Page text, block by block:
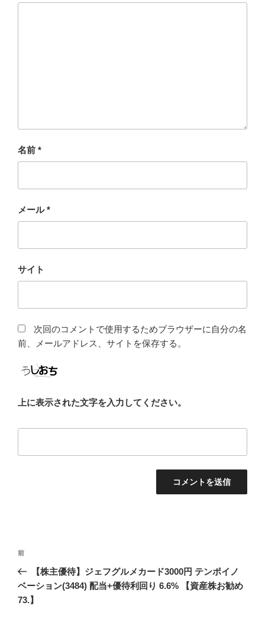
名前 *
メール*
サイト
次回のコメントで使用するためブラウザーに自分の名
前、メールアドレス、サイトを保存する。
上に表示された文字を入力してください。
投
ナ
ビ
前
の
投
稿
前
【株主優待】ジェフグルメカード3000円 テンポイノ
ベーション(3484) 配当+優待利回り 6.6% 【資産株お勧め
73.】